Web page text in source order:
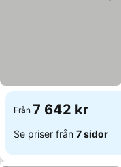
Från 7 642 kr
Se priser från 7 sidor